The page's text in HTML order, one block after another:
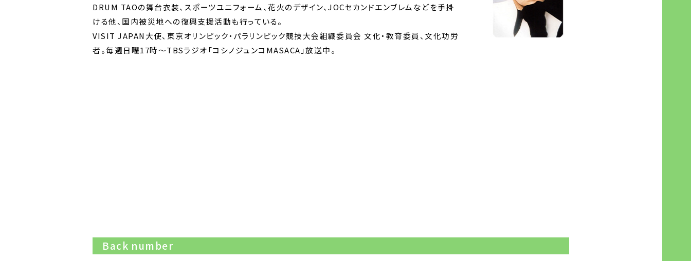
DRUM TAOの舞台衣装、スポーツユニフォーム、花火のデザイン、JOCセカンドエンブレムなどを手掛
ける他、国内被災地への復興支援活動も行っている。
VISIT JAPAN大使、東京オリンピック・パラリンピック競技大会組織委員会 文化・教育委員、文化功労
者。毎週日曜17時～TBSラジオ「コシノジュンコMASACA」放送中。
Back number